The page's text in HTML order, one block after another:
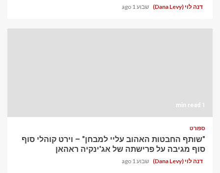
דנה לוי (Dana Levy) שבוע 1 ago
1 min read
ספורט
"שותף החבטות האהוב עליי למבחן" – וירט קוהלי סוף
סוף מגיבה על פרישתה של אג'ינקיה ראהאן
דנה לוי (Dana Levy) שבוע 1 ago